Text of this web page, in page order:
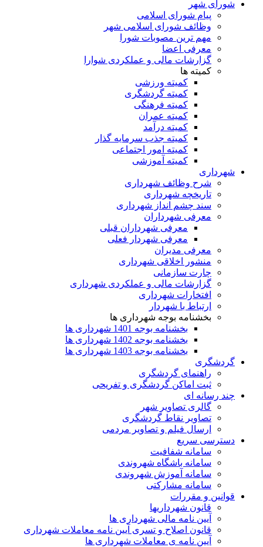
شورای شهر
پیام شورای اسلامی
وظائف شورای اسلامی شهر
مهم ترین مصوبات شورا
معرفی اعضا
گزارشات مالی و عملکردی شوارا
کمیته ها
کمیته ورزشی
کمیته گردشگری
کمیته فرهنگی
کمیته عمران
کمیته درآمد
کمیته جذب سرمایه گذار
کمیته امور اجتماعی
کمیته آموزشی
شهرداری
شرح وظائف شهرداری
تاریخچه شهرداری
سند چشم انداز شهرداری
معرفی شهرداران
معرفی شهرداران قبلی
معرفی شهردار فعلی
معرفی مدیران
منشور اخلاقی شهرداری
چارت سازمانی
گزارشات مالی و عملکردی شهرداری
افتخارات شهرداری
ارتباط با شهردار
بخشنامه بوجه شهرداری ها
بخشنامه بوجه 1401 شهرداری ها
بخشنامه بوجه 1402 شهرداری ها
بخشنامه بوجه 1403 شهرداری ها
گردشگری
راهنمای گردشگری
ثبت اماکن گردشگری و تفریحی
چند رسانه ای
گالری تصاویر شهر
تصاویر نقاط گردشگری
ارسال فیلم و تصاویر مردمی
دسترسی سریع
سامانه شفافیت
سامانه باشگاه شهروندی
سامانه آموزش شهروندی
سامانه مشارکتی
قوانین و مقررات
قانون شهرداریها
آیین نامه مالی شهرداری ها
قانون اصلاح و تسری آیین نامه معاملات شهرداری
آیین نامه ی معاملات شهرداری ها